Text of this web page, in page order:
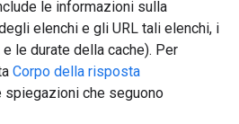
le informazioni sulla
elenchi e gli URL tali elenchi, i
le durate della cache). Per
Corpo della risposta
spiegazioni che seguono